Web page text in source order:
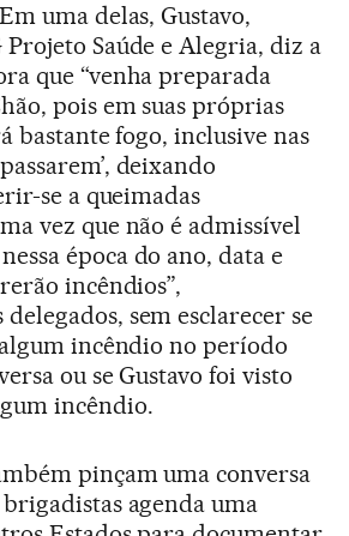
uma delas, Gustavo,
Saúde e Alegria, diz a
que “venha preparada
pois em suas próprias
bastante fogo, inclusive nas
deixando
se a queimadas
vez que não é admissível
época do ano, data e
incêndios”,
sem esclarecer se
incêndio no período
ou se Gustavo foi visto
incêndio.
pinçam uma conversa
agenda uma